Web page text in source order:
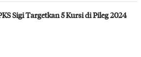
Sigi Targetkan 5 Kursi di Pileg 2024